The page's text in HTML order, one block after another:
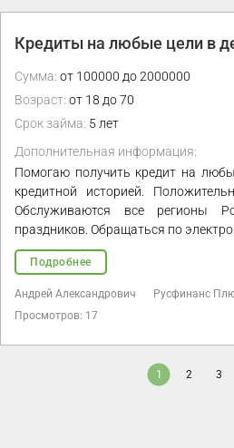
Кредиты на любые цели в
Сумма: от 100000 до 2000000
Возраст: от 18 до 70
Срок займа: 5 лет
Дополнительная информация:
Помогаю получить кредит на
кредитной историей.
Обслуживаются все регионы
праздников. Обращаться по
Подробнее
Андрей Александрович Русфинанс
Просмотров: 17
1 2 3